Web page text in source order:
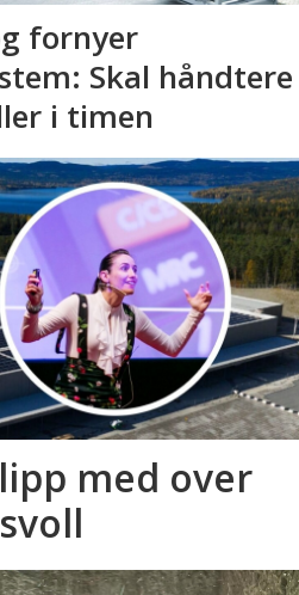
fornyer
Skal håndtere
i timen
med over